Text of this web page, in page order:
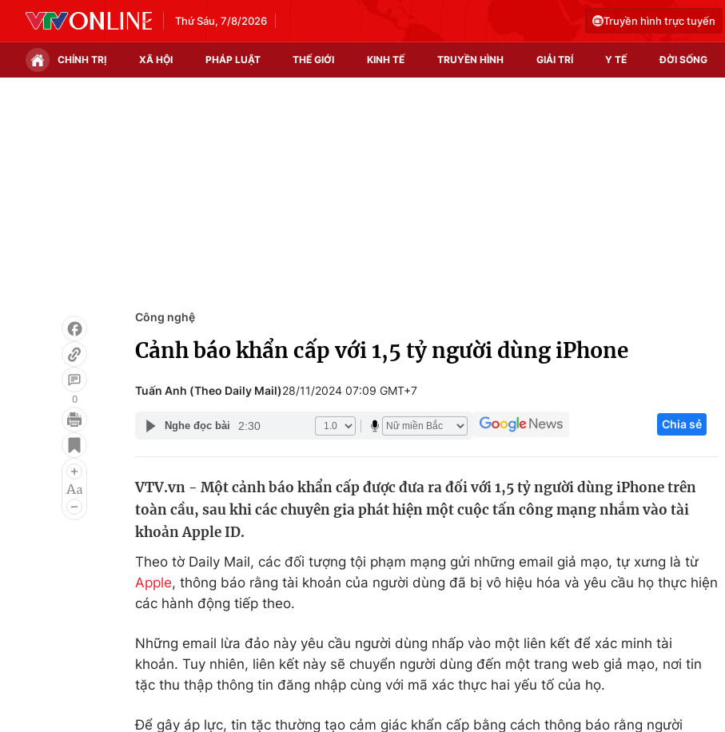
Thứ Sáu, 7/8/2026 Truyền hình trực tuyến
CHÍNH TRỊ XÃ HỘI PHÁP LUẬT THẾ GIỚI KINH TẾ TRUYỀN HÌNH GIẢI TRÍ Y TẾ ĐỜI SỐNG
Điện ảnh
Âm nhạc
Làm đẹp
Chất lượng cuộc sống
Giáo dục
Học trực tuyến
Công nghệ
Sản phẩm
Tư vấn
0
Công nghệ
Cảnh báo khẩn cấp với 1,5 tỷ người dùng iPhone
Tuấn Anh (Theo Daily Mail)28/11/2024 07:09 GMT+7
Nghe đọc bài 2:30 Chia sẻ
VTV.vn - Một cảnh báo khẩn cấp được đưa ra đối với 1,5 tỷ người dùng iPhone trên
toàn cầu, sau khi các chuyên gia phát hiện một cuộc tấn công mạng nhắm vào tài
khoản Apple ID.
Theo tờ Daily Mail, các đối tượng tội phạm mạng gửi những email giả mạo, tự xưng là từ
Apple, thông báo rằng tài khoản của người dùng đã bị vô hiệu hóa và yêu cầu họ thực hiện
các hành động tiếp theo.
Những email lừa đảo này yêu cầu người dùng nhấp vào một liên kết để xác minh tài
khoản. Tuy nhiên, liên kết này sẽ chuyển người dùng đến một trang web giả mạo, nơi tin
tặc thu thập thông tin đăng nhập cùng với mã xác thực hai yếu tố của họ.
Để gây áp lực, tin tặc thường tạo cảm giác khẩn cấp bằng cách thông báo rằng người